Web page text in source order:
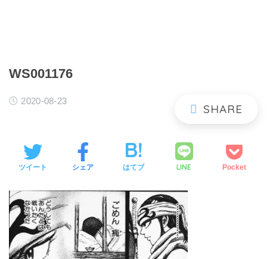
WS001176
2020-08-23
ツイート シェア はてブ LINE Pocket